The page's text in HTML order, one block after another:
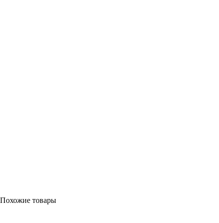
Похожие товары